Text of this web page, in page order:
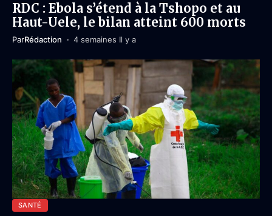
RDC : Ebola s’étend à la Tshopo et au
Haut-Uele, le bilan atteint 600 morts
ParRédaction 4 semaines Il y a
SANTÉ